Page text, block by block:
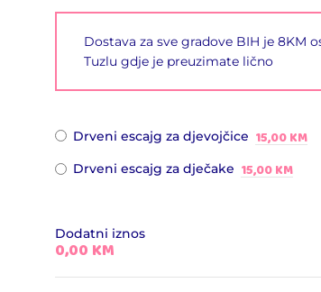
Dostava za sve gradove BIH je 8KM
Tuzlu gdje je preuzimate lično
Drveni escajg za djevojčice 15,00KM
Drveni escajg za dječake 15,00KM
Dodatni iznos
0,00 KM